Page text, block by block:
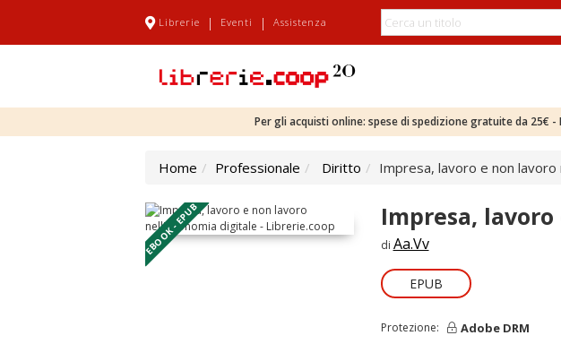
Librerie | Eventi | Assistenza
Per gli acquisti online: spese di spedizione gratuite da 25€
Home Professionale Diritto Impresa, lavoro e non lavoro
EBOOK - EPUB Impresa,
di Aa.Vv
EPUB
Protezione: Adobe DRM